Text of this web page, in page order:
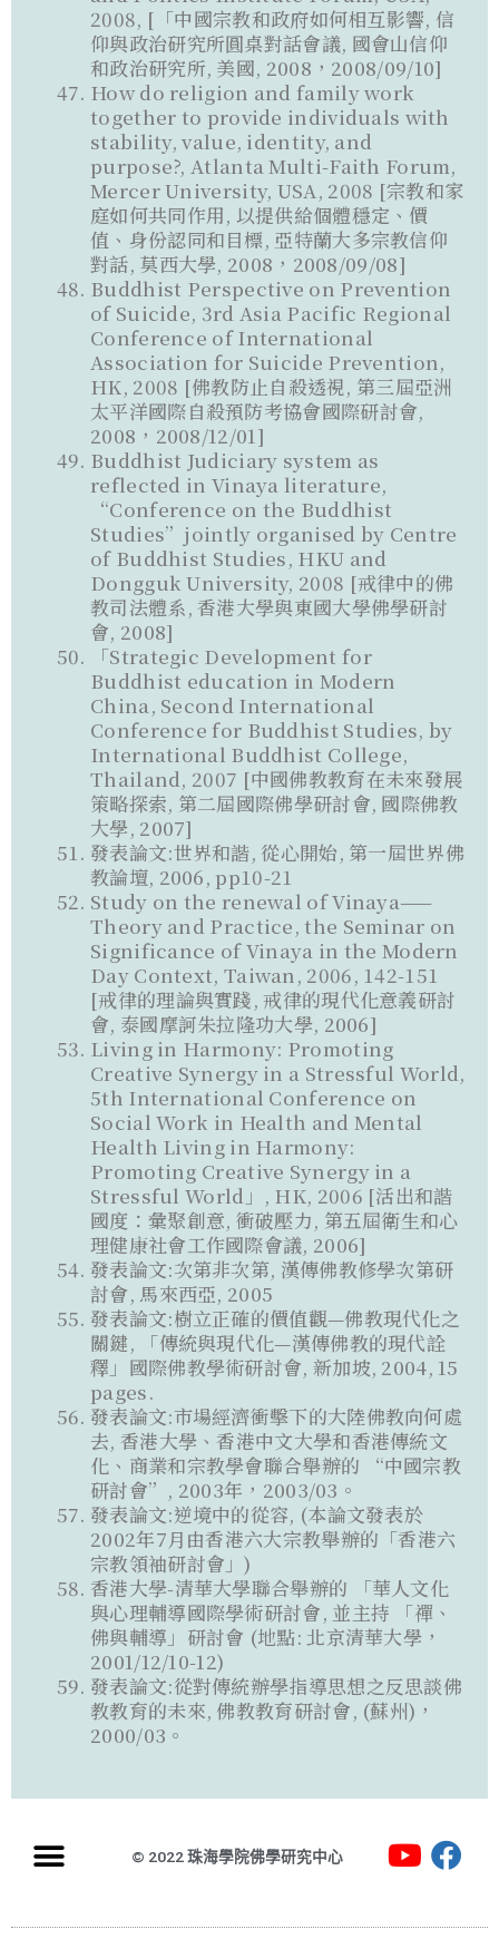
2008, [「中國宗教和政府如何相互影響, 信
仰與政治研究所圓桌對話會議, 國會山信仰
和政治研究所, 美國, 2008，2008/09/10]
How do religion and family work
together to provide individuals with
stability, value, identity, and
purpose?, Atlanta Multi-Faith Forum,
Mercer University, USA, 2008 [宗教和家
庭如何共同作用, 以提供給個體穩定、價
值、身份認同和目標, 亞特蘭大多宗教信仰
對話, 莫西大學, 2008，2008/09/08]
Buddhist Perspective on Prevention
of Suicide, 3rd Asia Pacific Regional
Conference of International
Association for Suicide Prevention,
HK, 2008 [佛教防止自殺透視, 第三屆亞洲
太平洋國際自殺預防考協會國際研討會,
2008，2008/12/01]
Buddhist Judiciary system as
reflected in Vinaya literature,
“Conference on the Buddhist
Studies”jointly organised by Centre
of Buddhist Studies, HKU and
Dongguk University, 2008 [戒律中的佛
教司法體系, 香港大學與東國大學佛學研討
會, 2008]
「Strategic Development for
Buddhist education in Modern
China, Second International
Conference for Buddhist Studies, by
International Buddhist College,
Thailand, 2007 [中國佛教教育在未來發展
策略探索, 第二屆國際佛學研討會, 國際佛教
大學, 2007]
發表論文:世界和諧, 從心開始, 第一屆世界佛
教論壇, 2006, pp10-21
Study on the renewal of Vinaya——
Theory and Practice, the Seminar on
Significance of Vinaya in the Modern
Day Context, Taiwan, 2006, 142-151
[戒律的理論與實踐, 戒律的現代化意義研討
會, 泰國摩訶朱拉隆功大學, 2006]
Living in Harmony: Promoting
Creative Synergy in a Stressful World,
5th International Conference on
Social Work in Health and Mental
Health Living in Harmony:
Promoting Creative Synergy in a
Stressful World」, HK, 2006 [活出和諧
國度：彙聚創意, 衝破壓力, 第五屆衛生和心
理健康社會工作國際會議, 2006]
發表論文:次第非次第, 漢傳佛教修學次第研
討會, 馬來西亞, 2005
發表論文:樹立正確的價值觀—佛教現代化之
關鍵, 「傳統與現代化—漢傳佛教的現代詮
釋」國際佛教學術研討會, 新加坡, 2004, 15
pages.
發表論文:市場經濟衝擊下的大陸佛教向何處
去, 香港大學、香港中文大學和香港傳統文
化、商業和宗教學會聯合舉辦的 “中國宗教
研討會”, 2003年，2003/03。
發表論文:逆境中的從容, (本論文發表於
2002年7月由香港六大宗教舉辦的「香港六
宗教領袖研討會」)
香港大學-清華大學聯合舉辦的 「華人文化
與心理輔導國際學術研討會, 並主持 「禪、
佛與輔導」研討會 (地點: 北京清華大學，
2001/12/10-12)
發表論文:從對傳統辦學指導思想之反思談佛
教教育的未來, 佛教教育研討會, (蘇州)，
2000/03。
© 2022 珠海學院佛學研究中心